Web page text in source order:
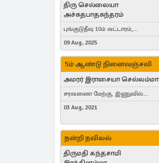
திரு செல்லையா
அச்சுதபாதசுந்தரம்
புங்குடுதீவு 10ம் வட்டாரம்,
கொள்ளுப்பிட்டி
09 Aug, 2025
5ம் ஆண்டு நினைவஞ்சலி
அமரர் இராசையா செல்லம்மா
சரவணை மேற்கு, இணுவில்
கிழக்கு
03 Aug, 2021
நன்றி நவிலல்
திருமதி கந்தசாமி